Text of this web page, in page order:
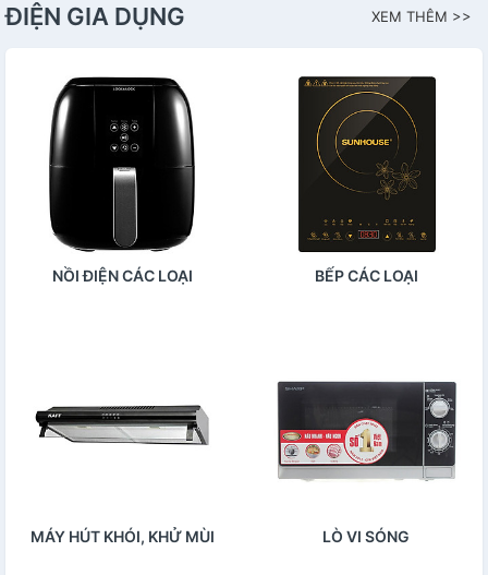
ĐIỆN GIA DỤNG XEM THÊM >>
NỒI ĐIỆN CÁC LOẠI BẾP CÁC LOẠI
MÁY HÚT KHÓI, KHỬ MÙI LÒ VI SÓNG